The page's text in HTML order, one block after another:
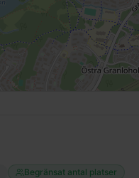
Begränsat antal platser